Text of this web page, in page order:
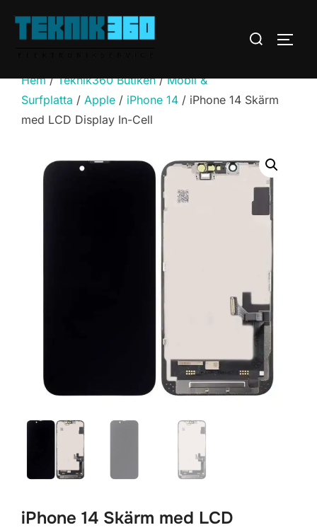
Sök
Hem/Teknik360 Butiken/Mobil &
Surfplatta / Apple / iPhone 14 / iPhone 14 Skärm
med LCD Display In-Cell
iPhone 14 Skärm med LCD